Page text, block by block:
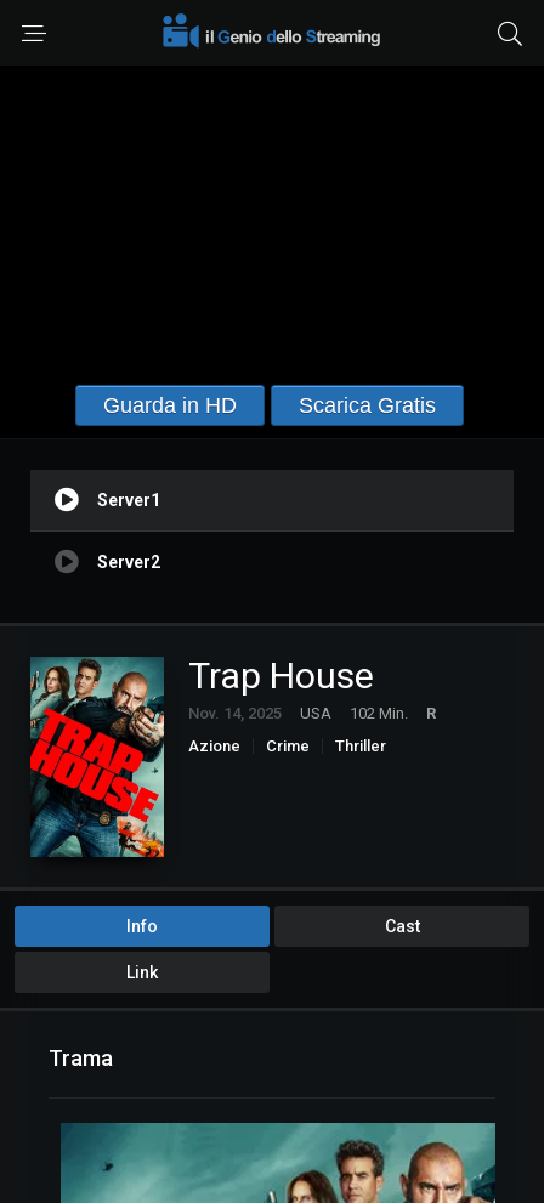
Guarda in HD Scarica Gratis
Server1
Server2
Trap House
Nov. 14, 2025 USA 102 Min.
R
Azione
Crime Thriller
Info Cast
Link
Trama